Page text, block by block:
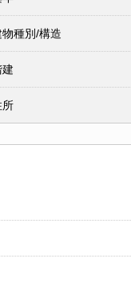
物種別/構造
建
所